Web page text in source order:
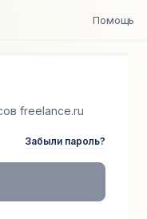
Помощь
freelance.ru
Забыли пароль?